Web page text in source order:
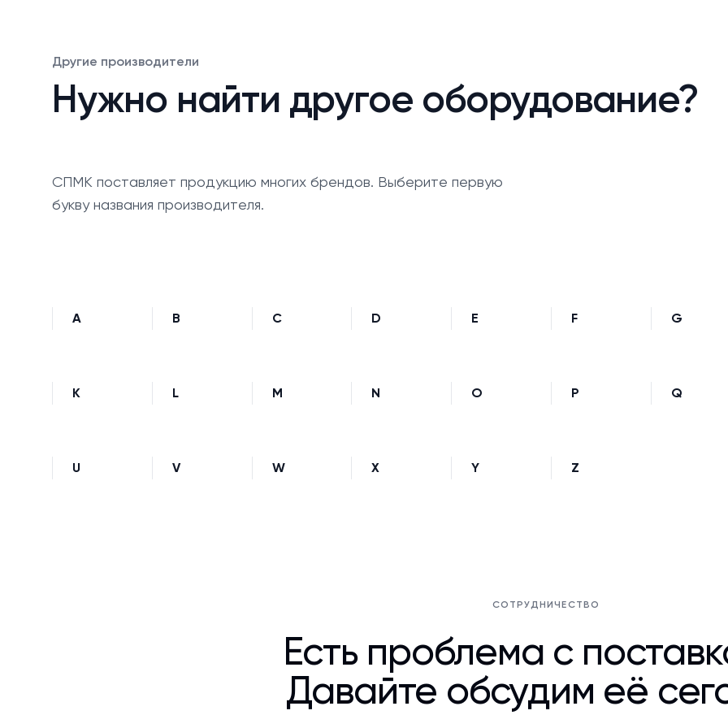
Другие производители
Нужно найти другое оборудование?
СПМК поставляет продукцию многих брендов. Выберите первую
букву названия производителя.
A B C D E F G
K L M N O P Q
U V W X Y Z
СОТРУДНИЧЕСТВО
Есть проблема с
Давайте обсудим её